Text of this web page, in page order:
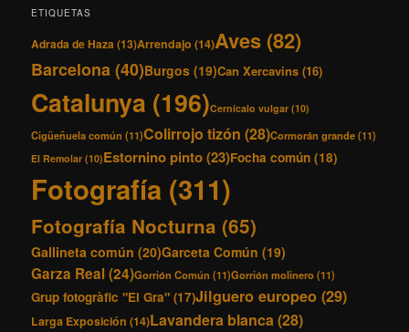
ETIQUETAS
Adrada de Haza (13)Arrendajo (14)Aves (82)
Barcelona(40)Burgos (19)Can Xercavins (16)
Catalunya (196)Cernícalo vulgar (10)
Cigüeñuela común (11)Colirrojo tizón (28)Cormorán grande(11)
El Remolar (10)Estornino pinto(23)Focha común (18)
Fotografía (311)
Fotografía Nocturna (65)
Gallineta común (20)Garceta Común (19)
Garza Real(24)Gorrión Común (11)Gorrión molinero(11)
Grup fotogràfic "El Gra" (17)Jilguero europeo (29)
Larga Exposición (14)Lavandera blanca (28)